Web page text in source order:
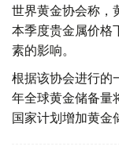
世界黄金协会称，
本季度贵金属价格
素的影响。
根据该协会进行的
年全球黄金储备量
国家计划增加黄金